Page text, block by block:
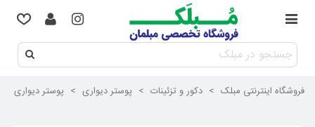
فروشگاه اینترنتی مبلک > دکور و تزئینات > پوستر دیواری > پوستر دیواری 4 تکه طرح دیوار آجری قرمز 1WALL مدل W4P-REDBRICKS-001